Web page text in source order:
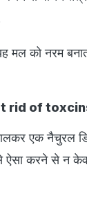
मल को नरम
get rid of
एक नैचुरल
ऐसा करने से न